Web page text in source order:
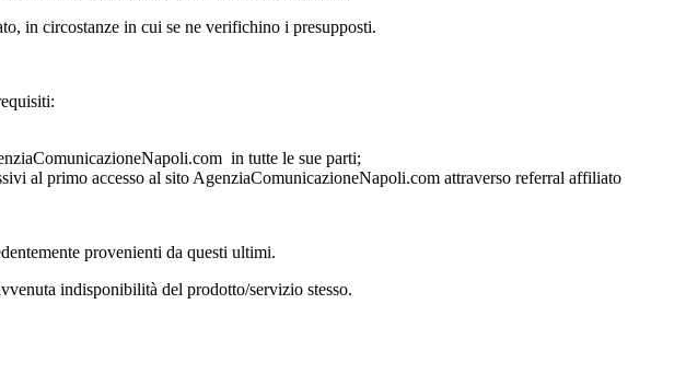
in circostanze in cui se ne verifichino i presupposti.
in tutte le sue parti;
al primo accesso al sito AgenziaComunicazioneNapoli.com attraverso referral affiliato
provenienti da questi ultimi.
indisponibilità del prodotto/servizio stesso.